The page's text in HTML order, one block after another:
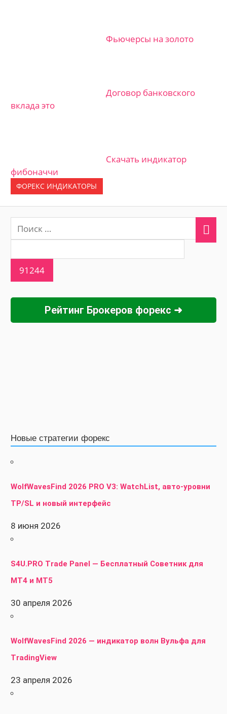
Фьючерсы на золото
Договор банковского
вклада это
Скачать индикатор
фибоначчи
ФОРЕКС ИНДИКАТОРЫ
Рейтинг Брокеров форекс ➜
Новые стратегии форекс
WolfWavesFind 2026 PRO V3: WatchList, авто-уровни
TP/SL и новый интерфейс
8 июня 2026
S4U.PRO Trade Panel — Бесплатный Советник для
MT4 и MT5
30 апреля 2026
WolfWavesFind 2026 — индикатор волн Вульфа для
TradingView
23 апреля 2026